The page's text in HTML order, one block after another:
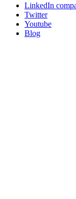
LinkedIn
Twitter
Youtube
Blog